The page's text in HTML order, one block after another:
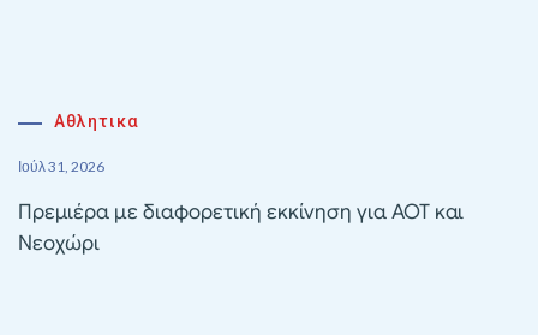
Αθλητικα
Ιούλ 31, 2026
Πρεμιέρα με διαφορετική εκκίνηση για ΑΟΤ και
Νεοχώρι